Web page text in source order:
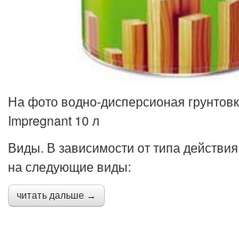
На фото водно-дисперсионая
Impregnant 10 л
Виды. В зависимости от типа
на следующие виды:
читать дальше →